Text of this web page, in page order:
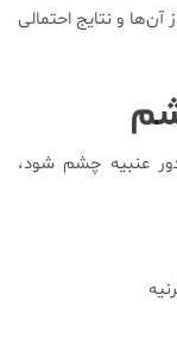
و نتایج احتمالی
عنبیه چشم شود،